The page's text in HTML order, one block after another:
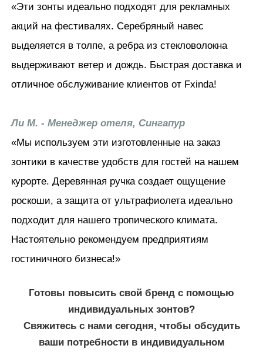
«Эти зонты идеально подходят для рекламных
акций на фестивалях. Серебряный навес
выделяется в толпе, а ребра из стекловолокна
выдерживают ветер и дождь. Быстрая доставка и
отличное обслуживание клиентов от Fxinda!
Ли М. - Менеджер отеля, Сингапур
«Мы используем эти изготовленные на заказ
зонтики в качестве удобств для гостей на нашем
курорте. Деревянная ручка создает ощущение
роскоши, а защита от ультрафиолета идеально
подходит для нашего тропического климата.
Настоятельно рекомендуем предприятиям
гостиничного бизнеса!»
Готовы повысить свой бренд с помощью
индивидуальных зонтов?
Свяжитесь с нами сегодня, чтобы обсудить
ваши потребности в индивидуальном